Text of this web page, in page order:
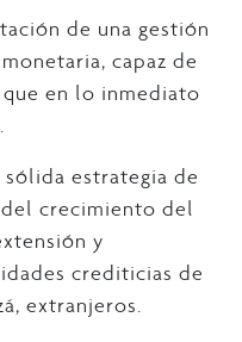
de una gestión
capaz de
en lo inmediato
estrategia de
crecimiento del
y
crediticias de
extranjeros.